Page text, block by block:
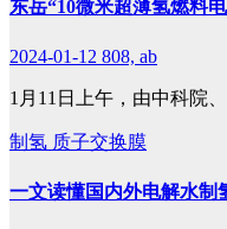
东岳“10微米超薄氢燃料
2024-01-12 808, ab
1月11日上午，由中科院
制氢 质子交换膜
一文读懂国内外电解水制